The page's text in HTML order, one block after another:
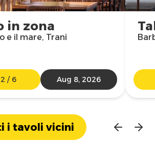
in zona
e il mare, Trani
2 / 6 Aug 8, 2026
i tavoli vicini